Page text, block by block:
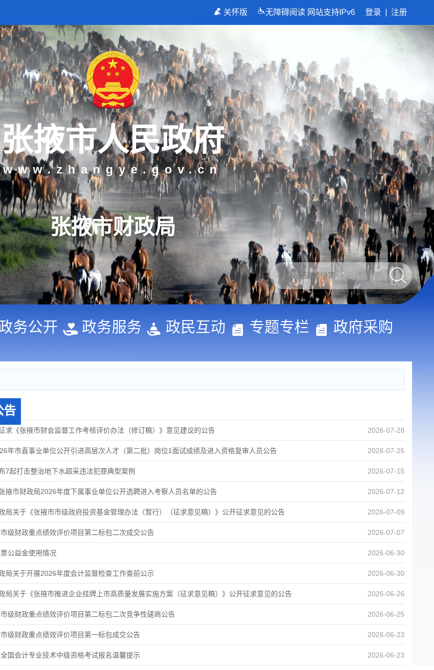
关怀版 无障碍阅读 网站支持IPv6 登录 注册
张掖市人民政府
www.zhangye.gov.cn
张掖市财政局
务公开 政务服务 政民互动 专题专栏 政府采购
告
求《张掖市财会监督工作考核评价办法（修订稿）》意见建议的公告 2026-07-28
年市直事业单位公开引进高层次人才（第二批）岗位1面试成绩及进入资格复审人员公告 2026-07-25
7起打击整治地下水超采违法犯罪典型案例 2026-07-15
掖市财政局2026年度下属事业单位公开选聘进入考察人员名单的公告 2026-07-12
局关于《张掖市市级政府投资基金管理办法（暂行）（征求意见稿）》公开征求意见的公告 2026-07-09
级财政重点绩效评价项目第二标包二次成交公告 2026-07-07
公益金使用情况 2026-06-30
局关于开展2026年度会计监督检查工作查前公示 2026-06-30
局关于《张掖市推进企业挂牌上市高质量发展实施方案（征求意见稿）》公开征求意见的公告 2026-06-26
级财政重点绩效评价项目第二标包二次竞争性磋商公告 2026-06-25
级财政重点绩效评价项目第一标包成交公告 2026-06-23
国会计专业技术中级资格考试报名温馨提示 2026-06-23